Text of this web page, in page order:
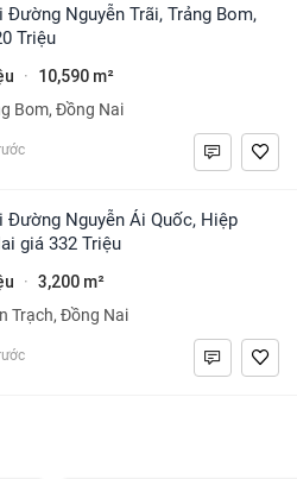
Triệu
· 10,590 m²
Bom, Đồng Nai
Nai giá 332 Triệu
· 3,200 m²
Trạch, Đồng Nai